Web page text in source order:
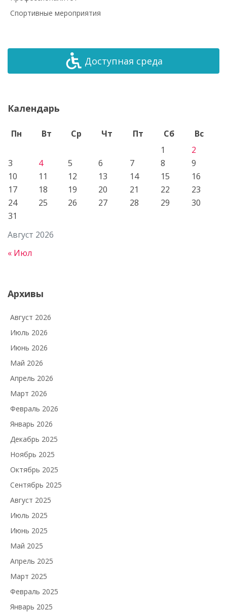
Спортивные мероприятия
Доступная среда
Календарь
Август 2026
Пн Вт Ср Чт Пт Сб
Вс
1
2
3
4 5 6 7 8
9
10
11 12 13 14 15
16
17
18 19 20 21 22
23
24
25 26 27 28 29
30
31
« Июл
Архивы
Август 2026
Июль 2026
Июнь 2026
Май 2026
Апрель 2026
Март 2026
Февраль 2026
Январь 2026
Декабрь 2025
Ноябрь 2025
Октябрь 2025
Сентябрь 2025
Август 2025
Июль 2025
Июнь 2025
Май 2025
Апрель 2025
Март 2025
Февраль 2025
Январь 2025